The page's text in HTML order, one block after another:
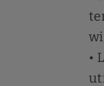
•